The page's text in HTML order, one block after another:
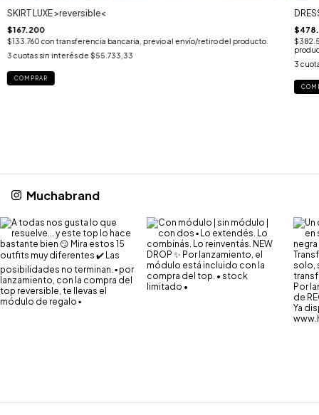
SKIRT LUXE >reversible<
$167.200
$133.760con transferencia bancaria, previo al envío/retiro del producto.
3 cuotas sin interés de $55.733,33
COMPRAR
3
Muchabrand